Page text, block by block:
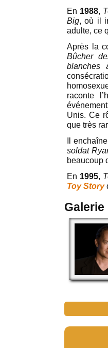
En 1988,
Big, où il
adulte, ce
Après la
Bûcher
blanches
raconte
Unis. Ce
que très
Il
soldat
beaucoup
En 1995,
Toy Story
Galerie